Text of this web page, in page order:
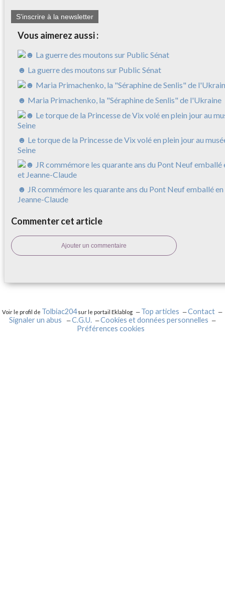
S'inscrire à la newsletter
Vous aimerez aussi :
☻ La guerre des moutons sur Public Sénat
☻ Maria Primachenko, la "Séraphine de Senlis" de l'Ukraine
☻ Le torque de la Princesse de Vix volé en plein jour au
Seine
☻ JR commémore les quarante ans du Pont Neuf emballé
Jeanne-Claude
Commenter cet article
Ajouter un commentaire
Voir le profil de Tolbiac204sur le portail Eklablog Top articles
Contact
Signaler un abus
C.G.U.
Cookies et données personnelles
Préférences cookies